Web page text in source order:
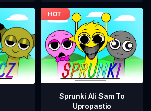
Sprunki Ali Sam To
Upropastio